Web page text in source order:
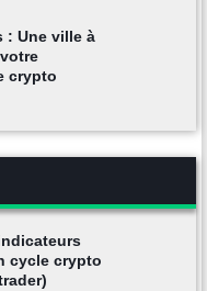
: Une ville à
crypto
cycle crypto